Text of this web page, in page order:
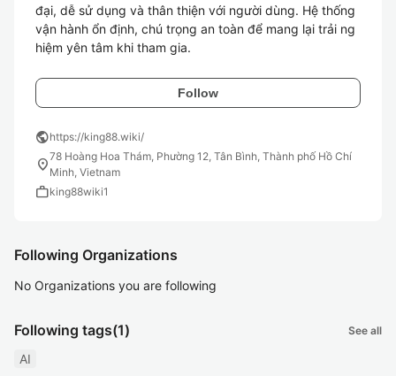
đại, dễ sử dụng và thân thiện với người dùng. Hệ thống
vận hành ổn định, chú trọng an toàn để mang lại trải ng
Follow
publichttps://king88.wiki/
location_on78 Hoàng Hoa Thám, Phường 12, Tân Bình, Thành phố Hồ Chí
Minh, Vietnam
workking88wiki1
Following Organizations
No Organizations you are following
Following tags(1) See all
AI